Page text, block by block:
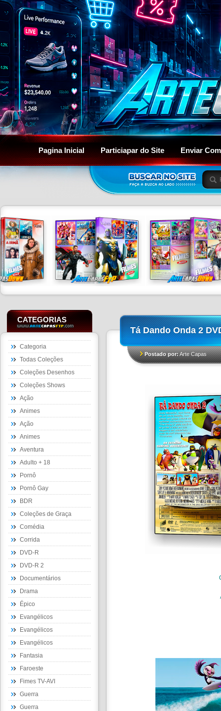
Pagina Inicial Particiapar do Site Enviar
CATEGORIAS
Categoria
Todas Coleções
Coleções Desenhos
Coleções Shows
Ação
Animes
Ação
Animes
Aventura
Adulto + 18
Pornô
Pornô Gay
BDR
Coleções de Graça
Comédia
Corrida
DVD-R
DVD-R 2
Documentários
Drama
Épico
Evangélicos
Evangélicos
Evangélicos
Fantasia
Faroeste
Fimes TV-AVI
Guerra
Guerra
Tá Dando Onda 2
Postado por:Arte Capas